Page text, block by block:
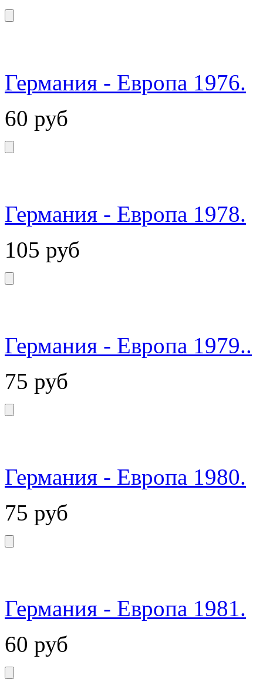
Германия - Европа 1976.
60 руб
Германия - Европа 1978.
105 руб
Германия - Европа 1979..
75 руб
Германия - Европа 1980.
75 руб
Германия - Европа 1981.
60 руб